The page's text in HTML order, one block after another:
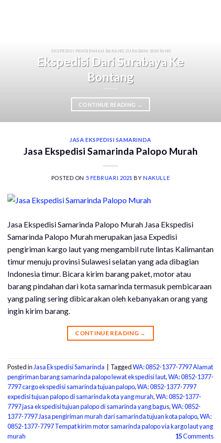
EKSPEDISI PENGIRIMAN BARANG SURABAYA BONTANG
Ekspedisi Dari Surabaya Ke
Bontang
CONTINUE READING →
JASA EKSPEDISI SAMARINDA
Jasa Ekspedisi Samarinda Palopo Murah
POSTED ON 5 FEBRUARI 2021 BYNAKULLE
Jasa Ekspedisi Samarinda Palopo Murah Jasa Ekspedisi
Samarinda Palopo Murah merupakan jasa Expedisi
pengiriman kargo laut yang mengambil rute lintas Kalimantan
timur menuju provinsi Sulawesi selatan yang ada dibagian
Indonesia timur. Bicara kirim barang paket, motor atau
barang pindahan dari kota samarinda termasuk pembicaraan
yang paling sering dibicarakan oleh kebanyakan orang yang
ingin kirim barang.
CONTINUE READING →
Posted inJasa Ekspedisi Samarinda TaggedWA: 0852-1377-7797 Alamat
pengiriman barang samarinda palopo lewat ekspedisi laut,WA: 0852-1377-
7797 cargo ekspedisi samarinda tujuan palopo,WA: 0852-1377-7797
expedisi tujuan palopo di samarinda kota yang murah,WA: 0852-1377-
7797 jasa ekspedisi tujuan palopo di samarinda yang bagus,WA: 0852-
1377-7797 Jasa pengiriman murah dari samarinda tujuan kota palopo,WA:
0852-1377-7797 Tempat kirim motor samarinda palopo via kargo laut yang
murah
15Comments